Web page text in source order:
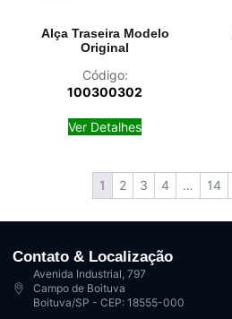
Alça Traseira Modelo
Original
Código:
100300302
Ver Detalhes
1 2 3 4 … 14
Contato & Localização
Avenida Industrial, 797
Campo de Boituva
Boituva/SP - CEP: 18555-000